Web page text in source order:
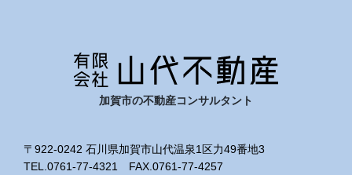
加賀市の不動産コンサルタント
〒922-0242 石川県加賀市山代温泉1区力49番地3
TEL.0761-77-4321 FAX.0761-77-4257